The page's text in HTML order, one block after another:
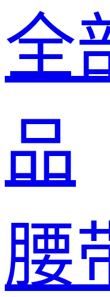
全
品
腰